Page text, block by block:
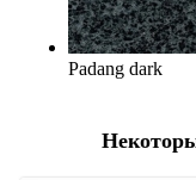
Padang dark